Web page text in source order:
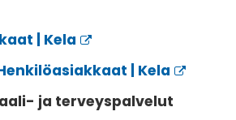
| Kela
| Kela
ja terveyspalvelut